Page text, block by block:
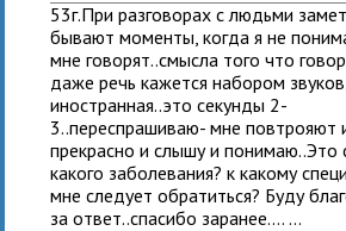
53г.При разговорах с людьми
бывают моменты, когда я не
мне говорят..смысла того что
даже речь кажется набором
иностранная..это секунды 2-
3..переспрашиваю- мне повтрояют
прекрасно и слышу и понимаю..Это
какого заболевания? к какому
мне следует обратиться? Буду
за ответ..спасибо заранее.... ...